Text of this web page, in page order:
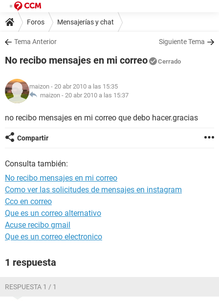
Foros Mensajerías y chat
Tema Anterior Siguiente Tema
No recibo mensajes en mi correo Cerrado
maizon - 20 abr 2010 a las 15:35
maizon - 20 abr 2010 a las 15:37
no recibo mensajes en mi correo que debo hacer.gracias
Compartir
Consulta también:
No recibo mensajes en mi correo
Como ver las solicitudes de mensajes en instagram
Cco en correo
Que es un correo alternativo
Acuse recibo gmail
Que es un correo electronico
1 respuesta
RESPUESTA 1 / 1